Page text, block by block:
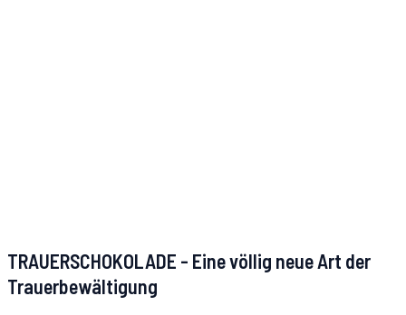
TRAUERSCHOKOLADE - Eine völlig neue Art der
Trauerbewältigung